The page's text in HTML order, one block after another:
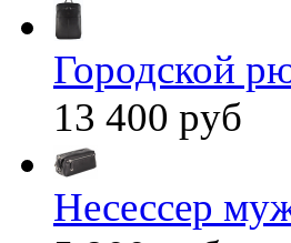
Городской
13 400 руб
Несессер